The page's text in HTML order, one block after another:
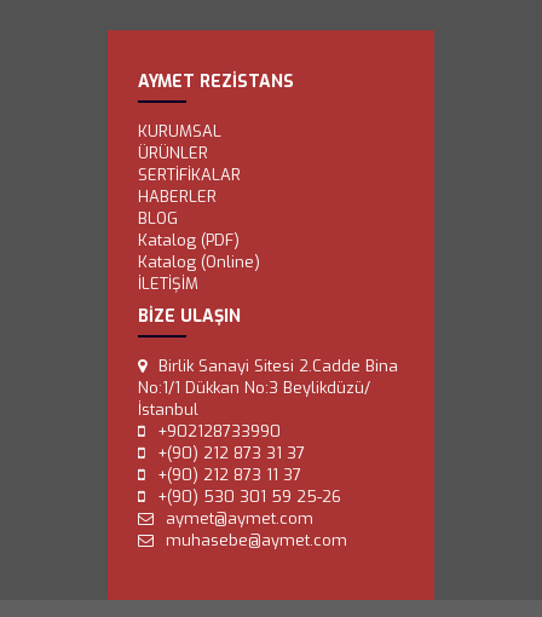
AYMET REZİSTANS
KURUMSAL
ÜRÜNLER
SERTİFİKALAR
HABERLER
BLOG
Katalog (PDF)
Katalog (Online)
İLETİŞİM
BİZE ULAŞIN
Birlik Sanayi Sitesi 2.Cadde Bina
No:1/1 Dükkan No:3 Beylikdüzü/
İstanbul
+902128733990
+(90) 212 873 31 37
+(90) 212 873 11 37
+(90) 530 301 59 25-26
aymet@aymet.com
muhasebe@aymet.com